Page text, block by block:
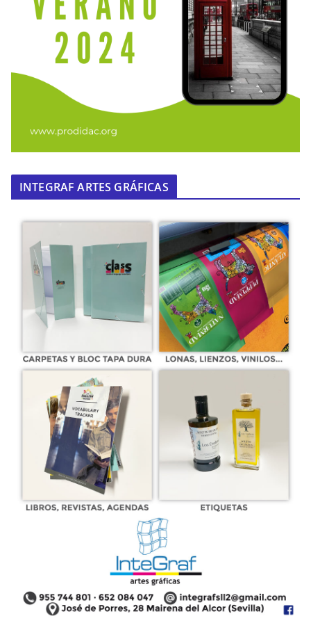
INTEGRAF ARTES GRÁFICAS